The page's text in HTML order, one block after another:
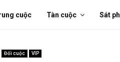
cuộc Tàn cuộc Sát
Đối cuộc VIP